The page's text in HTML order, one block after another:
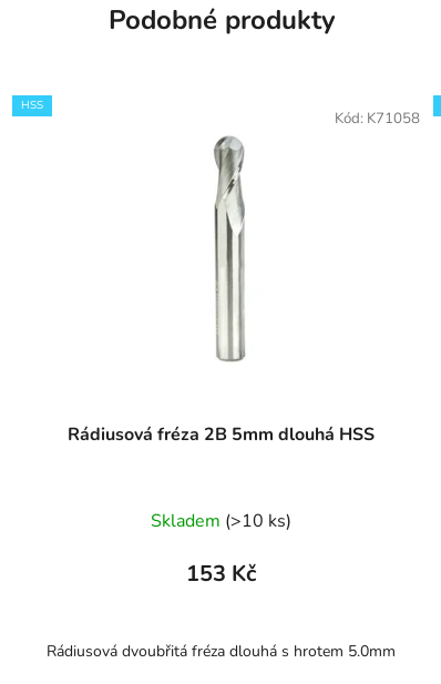
Podobné produkty
HSS
Rádiusová fréza 2B 5mm dlouhá HSS
Skladem (>10 ks)
153 Kč
Rádiusová dvoubřitá fréza dlouhá s hrotem 5.0mm
Kód: K71058